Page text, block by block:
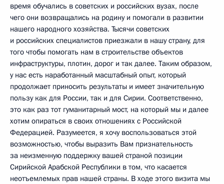
время обучались в советских и российских вузах, после
чего они возвращались на родину и помогали в развитии
нашего народного хозяйства. Тысячи советских
и российских специалистов приезжали в нашу страну, для
того чтобы помогать нам в строительстве объектов
инфраструктуры, плотин, дорог и так далее. Таким образом,
у нас есть наработанный масштабный опыт, который
продолжает приносить результаты и имеет значительную
пользу как для России, так и для Сирии. Соответственно,
это как раз тот гуманитарный мост, на который мы и далее
хотим опираться в своих отношениях с Российской
Федерацией. Разумеется, я хочу воспользоваться этой
возможностью, чтобы выразить Вам признательность
за неизменную поддержку вашей страной позиции
Сирийской Арабской Республики в том, что касается
неотъемлемых прав нашей страны. В ходе этого визита мы